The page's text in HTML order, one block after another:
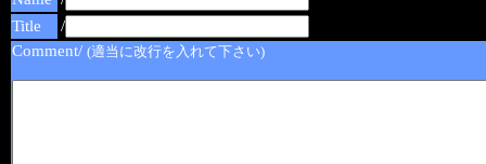
Title
/
Comment/ (適当に改行を入れて下さい)